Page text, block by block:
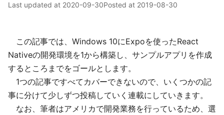
Last updated at 2020-09-30Posted at 2019-08-30
この記事では、Windows 10にExpoを使ったReact
Nativeの開発環境を1から構築し、サンプルアプリを作成
するところまでをゴールとします。
1つの記事ですべてカバーできないので、いくつかの記
事に分けて少しずつ投稿していく連載にしていきます。
なお、筆者はアメリカで開発業務を行っているため、選